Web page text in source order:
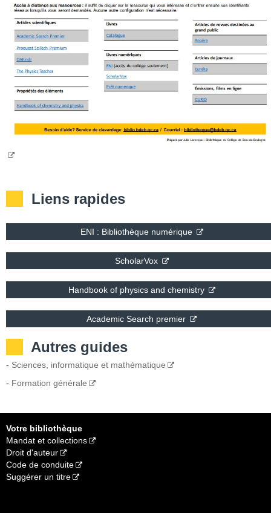
Liens rapides
ENI : Bibliothèque numérique
ScholarVox
Handbook of physics and chemistry
Academic Search premier
Autres guides
- Sciences, informatique et mathématique
- Formation générale
Votre bibliothèque
Mandat et collections
Droit d'auteur
Code de conduite
Suggérer un titre